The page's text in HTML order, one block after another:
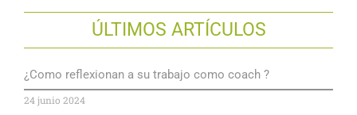
ÚLTIMOS ARTÍCULOS
¿Como reflexionan a su trabajo como coach ?
24 junio 2024